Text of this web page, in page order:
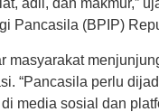
adil, dan makmur,”
Pancasila (BPIP)
masyarakat
“Pancasila perlu
media sosial dan